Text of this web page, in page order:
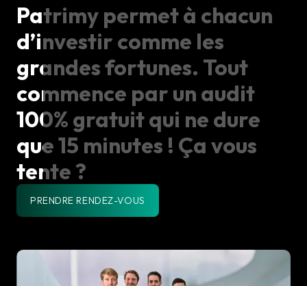
Patrimy permetà chacun
d’investir comme les
grandesfortunes. Tout
commence par un audit
100% gratuitqui ne dure
que15 minutes ! Ça vous
tente ?
PRENDRE RENDEZ-VOUS